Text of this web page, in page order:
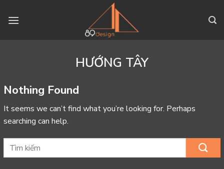
HƯỚNG TÂY
Nothing Found
It seems we can’t find what you’re looking for. Perhaps
searching can help.